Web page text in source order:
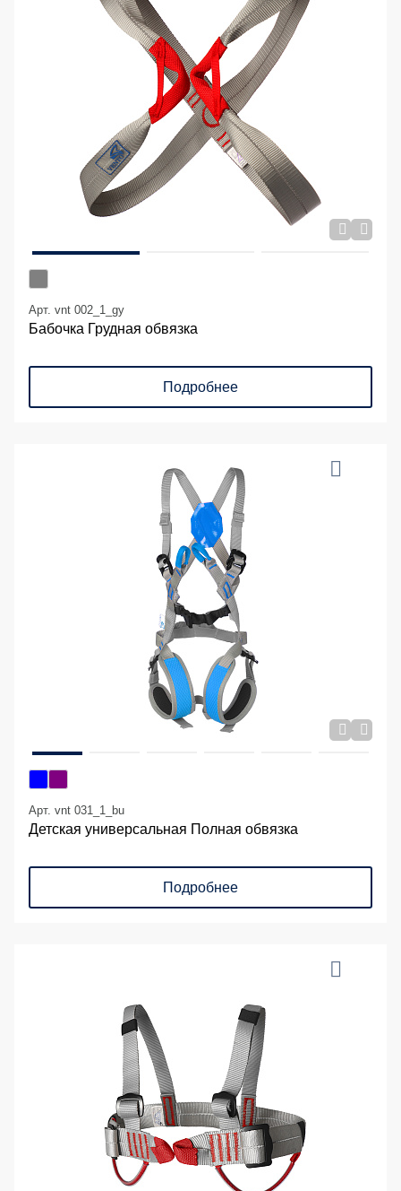
Арт. vnt 002_1_gy
Бабочка Грудная обвязка
Подробнее
Арт. vnt 031_1_bu
Детская универсальная Полная обвязка
Подробнее